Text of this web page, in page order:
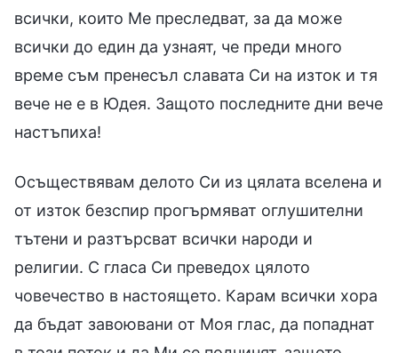
всички, които Ме преследват, за да може
всички до един да узнаят, че преди много
време съм пренесъл славата Си на изток и тя
вече не е в Юдея. Защото последните дни вече
настъпиха!
Осъществявам делото Си из цялата вселена и
от изток безспир прогърмяват оглушителни
тътени и разтърсват всички народи и
религии. С гласа Си преведох цялото
човечество в настоящето. Карам всички хора
да бъдат завоювани от Моя глас, да попаднат